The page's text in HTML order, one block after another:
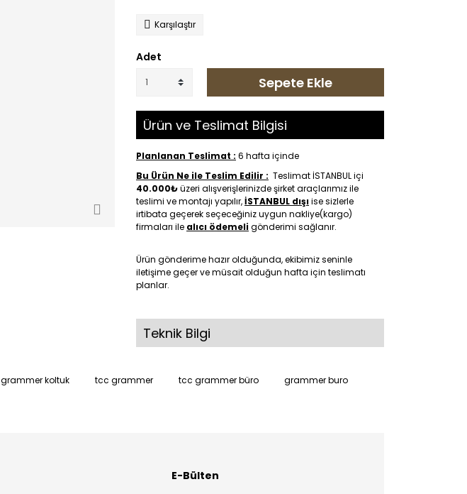
Karşılaştır
Adet
Sepete Ekle
Ürün ve Teslimat Bilgisi
Planlanan Teslimat : 6 hafta içinde
Bu Ürün Ne ile Teslim Edilir : Teslimat İSTANBUL içi
40.000₺üzeri alışverişlerinizde şirket araçlarımız ile
teslimi ve montajı yapılır,İSTANBUL dışıise sizlerle
irtibata geçerek seçeceğiniz uygun nakliye(kargo)
firmaları ile alıcı ödemeligönderimi sağlanır.
Ürün gönderime hazır olduğunda, ekibimiz seninle
iletişime geçer ve müsait olduğun hafta için teslimatı
planlar.
Teknik Bilgi
grammer koltuk tcc grammer tcc grammer büro
grammer buro
E-Bülten